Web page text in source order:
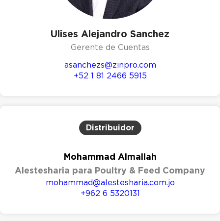
Ulises Alejandro Sanchez
Gerente de Cuentas
asanchezs@zinpro.com
+52 1 81 2466 5915
Distribuidor
Mohammad Almallah
Alestesharia para Poultry & Feed Company
mohammad@alestesharia.com.jo
+962 6 5320131